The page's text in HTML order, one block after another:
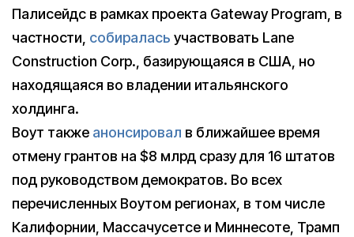
Палисейдс в рамках проекта Gateway Program, в
частности, собиралась участвовать Lane
Construction Corp., базирующаяся в США, но
находящаяся во владении итальянского
холдинга.
Воут также анонсировал в ближайшее время
отмену грантов на $8 млрд сразу для 16 штатов
под руководством демократов. Во всех
перечисленных Воутом регионах, в том числе
Калифорнии, Массачусетсе и Миннесоте, Трамп